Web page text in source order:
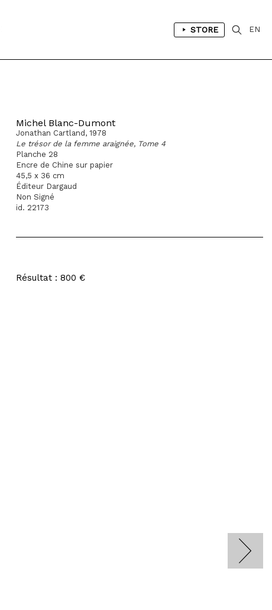
STORE EN
Michel Blanc-Dumont
Jonathan Cartland, 1978
Le trésor de la femme araignée, Tome 4
Planche 28
Encre de Chine sur papier
45,5 x 36 cm
Éditeur Dargaud
Non Signé
id. 22173
Résultat : 800 €